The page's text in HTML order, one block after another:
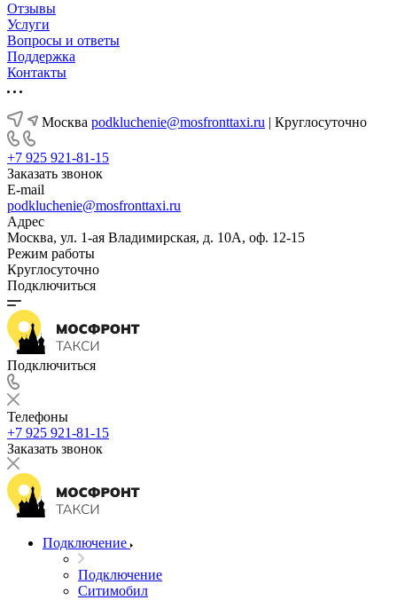
Отзывы
Услуги
Вопросы и ответы
Поддержка
Контакты
Москва podkluchenie@mosfronttaxi.ru | Круглосуточно
+7 925 921-81-15
Заказать звонок
E-mail
podkluchenie@mosfronttaxi.ru
Адрес
Москва, ул. 1-ая Владимирская, д. 10А, оф. 12-15
Режим работы
Круглосуточно
Подключиться
Подключиться
Телефоны
+7 925 921-81-15
Заказать звонок
Подключение
Подключение
Ситимобил